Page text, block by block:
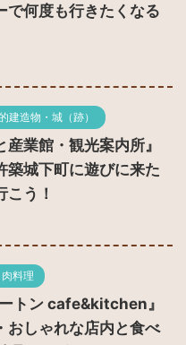
で何度も行きたくなる
建造物・城（跡）
産業館・観光案内所』
築城下町に遊びに来た
こう！
料理
ートン cafe&kitchen』
おしゃれな店内と食べ